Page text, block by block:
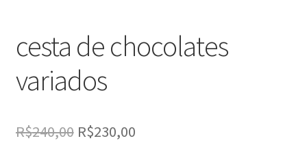
cesta de chocolates
variados
R$240,00 O
R$230,00O